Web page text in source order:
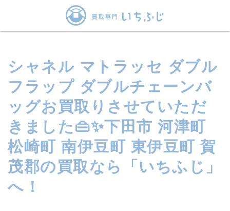
シャネル マトラッセ ダブル
フラップ ダブルチェーンバ
ッグお買取りさせていただ
きました👜✨下田市 河津町
松崎町 南伊豆町 東伊豆町 賀
茂郡の買取なら「いちふじ」
へ！